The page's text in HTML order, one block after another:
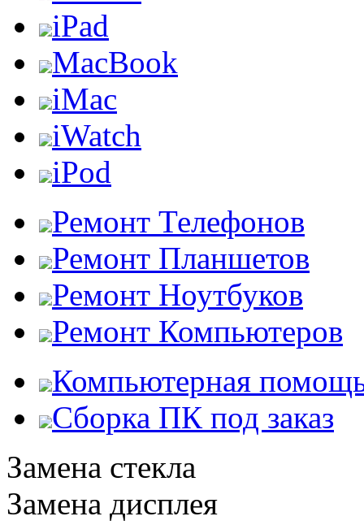
iPad
MacBook
iMac
iWatch
iPod
Ремонт Телефонов
Ремонт Планшетов
Ремонт Ноутбуков
Ремонт Компьютеров
Компьютерная
Сборка ПК под заказ
Замена стекла
Замена дисплея